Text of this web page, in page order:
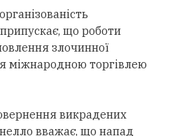
що роботи
злочинної
міжнародною торгівлею
викрадених
вважає, що напад